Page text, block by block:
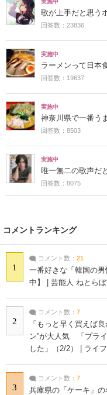
実施中
歌が上手だと思う
回答数：23836
実施中
ラーメンって日本
回答数：19637
実施中
神奈川県で一番う
回答数：8503
実施中
唯一無二の歌声だ
回答数：8075
コメントランキング
1
コメント数： 21
一番好きな「韓国の
中】 | 芸能人 ねとら
2
コメント数： 7
「もっと早く買えば
ン”が大人気 「プラ
した」（2/2） | ライ
3
コメント数： 7
兵庫県の「ケーキ」